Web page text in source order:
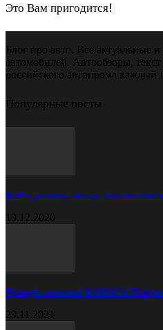
Это Вам пригодится!
Блог про авто. Все актуальные
автомобилей. Автообзоры,
российского автопрома каждый
Популярные посты
В чём разница между
19.12.2020
Прицеп самосвал КАМАЗ в
29.11.2021